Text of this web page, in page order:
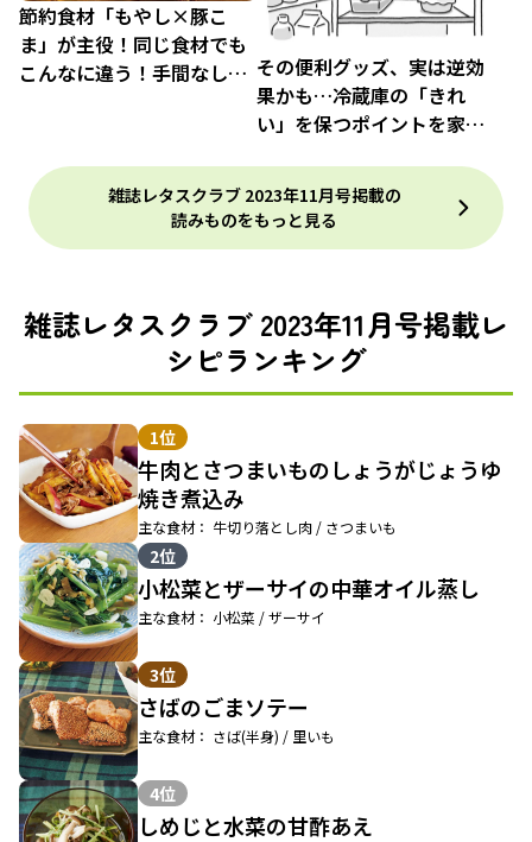
節約食材「もやし×豚こ
ま」が主役！同じ食材でも
こんなに違う！手間なし鍋 その便利グッズ、実は逆効
果かも…冷蔵庫の「きれ
い」を保つポイントを家事
雑誌レタスクラブ 2023年11月号掲載の
読みものをもっと見る
雑誌レタスクラブ 2023年11月号掲載レ
シピランキング
1位
牛肉とさつまいものしょうがじょうゆ
焼き煮込み
主な食材： 牛切り落とし肉 / さつまいも
2位
小松菜とザーサイの中華オイル蒸し
主な食材： 小松菜 / ザーサイ
3位
さばのごまソテー
主な食材： さば(半身) / 里いも
4位
しめじと水菜の甘酢あえ